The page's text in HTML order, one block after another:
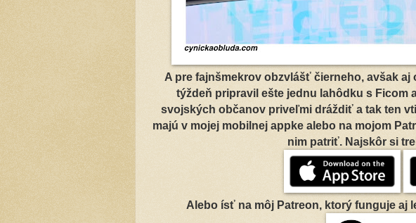
A pre fajnšmekrov obzvlášť čierneho, avšak
týždeň pripravil ešte jednu lahôdku s Ficom
svojských občanov priveľmi dráždiť a tak ten
majú v mojej mobilnej appke alebo na mojom
nim patriť. Najskôr si
Alebo ísť na môj Patreon, ktorý funguje aj